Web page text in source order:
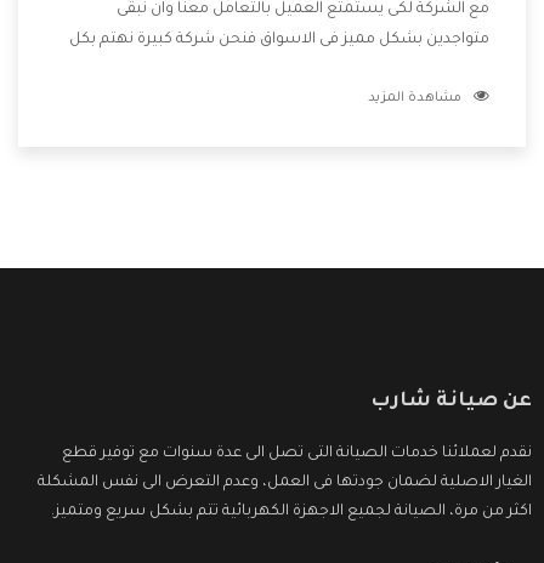
مع الشركة لكى يستمتع العميل بالتعامل معنا وان نبقى
متواجدين بشكل مميز فى الاسواق فنحن شركة كبيرة نهتم بكل
الشركة بها والتى تكون منها خدمة الصيانة التى تكون من أهم
مشاهدة المزيد
عن صيانة شارب
نقدم لعملائنا خدمات الصيانة التى تصل الى عدة سنوات مع توفير قطع
الغيار الاصلية لضمان جودتها فى العمل، وعدم التعرض الى نفس المشكلة
اكثر من مرة، الصيانة لجميع الاجهزة الكهربائية تتم بشكل سريع ومتميز.